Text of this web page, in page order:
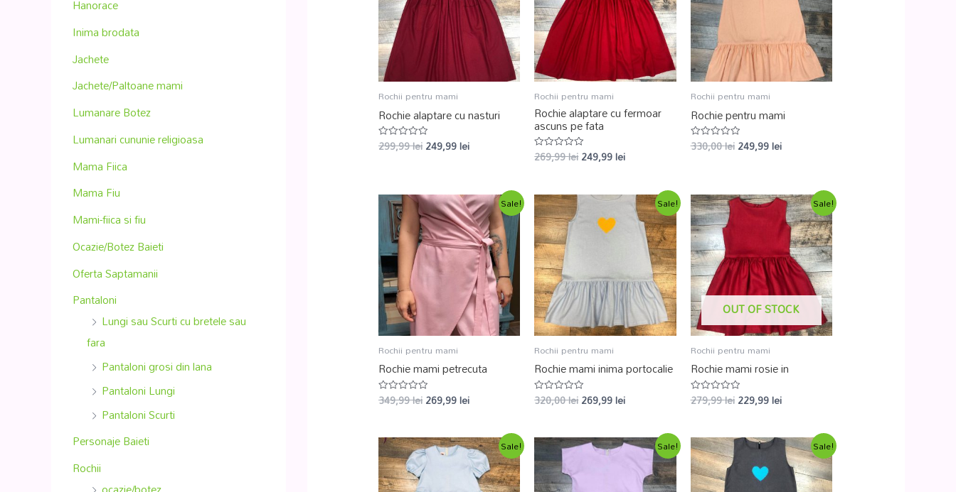
Hanorace
Inima brodata
Jachete
Jachete/Paltoane mami
Lumanare Botez
Lumanari cununie religioasa
Mama Fiica
Mama Fiu
Mami-fiica si fiu
Ocazie/Botez Baieti
Oferta Saptamanii
Pantaloni
Lungi sau Scurti cu bretele sau
fara
Pantaloni grosi din lana
Pantaloni Lungi
Pantaloni Scurti
Personaje Baieti
Rochii
Rochii pentru mami
Rochie alaptare cu nasturi
Evaluat
la
299,99lei249,99lei
Rochii pentru mami
Rochie alaptare cu fermoar
ascuns pe fata
Evaluat
la
269,99lei249,99lei
Rochii pentru mami
Rochie pentru mami
Evaluat
la
330,00lei 249,99lei
Sale!
Rochii pentru mami
Rochie mami petrecuta
Evaluat
la
349,99lei269,99lei
Sale!
Rochii pentru mami
Rochie mami inima portocalie
Evaluat
la
320,00lei269,99lei
Sale!
OUT OF STOCK
Rochii pentru mami
Rochie mami rosie in
Evaluat
la
279,99lei 229,99lei
Sale! Sale! Sale!